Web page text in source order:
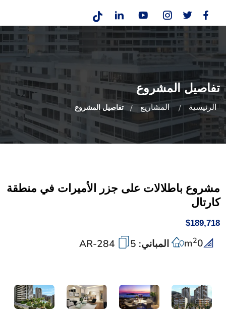
تفاصيل المشروع
الرئيسية المشاريع تفاصيل المشروع
مشروع باطلالات على جزر الأميرات في منطقة
كارتال
$189,718
0
m2 المباني: 5